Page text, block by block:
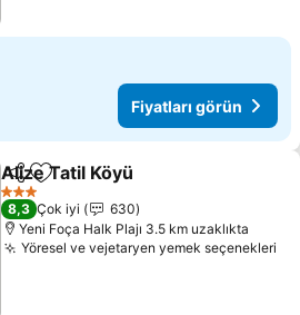
Fiyatları görün
PaylaşFavorilerime ekle
Alize Tatil Köyü
3 Yıldız
8,3 Çok iyi
630
Yeni Foça Halk Plajı 3.5 km uzaklıkta
Yöresel ve vejetaryen yemek seçenekleri